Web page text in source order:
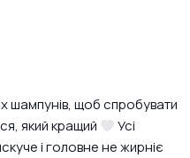
шампунів, щоб спробувати
який кращий
Усі
і головне не жирніє